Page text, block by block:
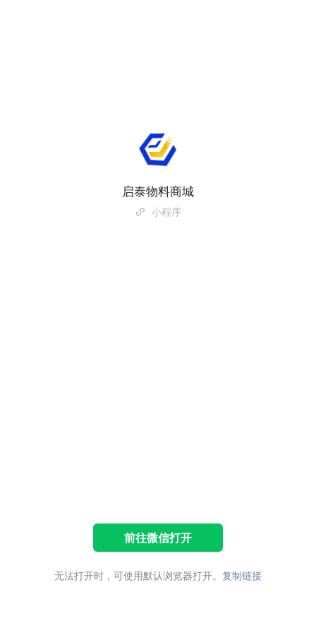
启泰物料商城
小程序
前往微信打开
无法打开时，可使用默认浏览器打开。 复制链接